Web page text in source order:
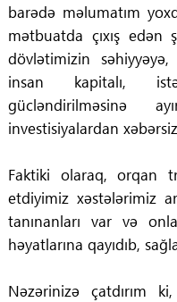
barədə məlumatım
mətbuatda çıxış edən
dövlətimizin
insan kapitalı,
gücləndirilməsinə
investisiyalardan
Faktiki olaraq, orqan
etdiyimiz xəstələrimiz
tanınanları var və
həyatlarına qayıdıb,
Nəzərinizə çatdırım